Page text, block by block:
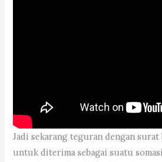
Jadi sekarang teguran dengan surat
untuk diterima sebagai suatu